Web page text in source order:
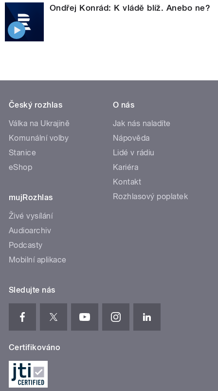
Ondřej Konrád: K vládě blíž. Anebo ne?
Český rozhlas
Válka na Ukrajině
Komunální volby
Stanice
eShop
mujRozhlas
Živé vysílání
Audioarchiv
Podcasty
Mobilní aplikace
O nás
Jak nás naladíte
Nápověda
Lidé v rádiu
Kariéra
Kontakt
Rozhlasový poplatek
Sledujte nás
Certifikováno